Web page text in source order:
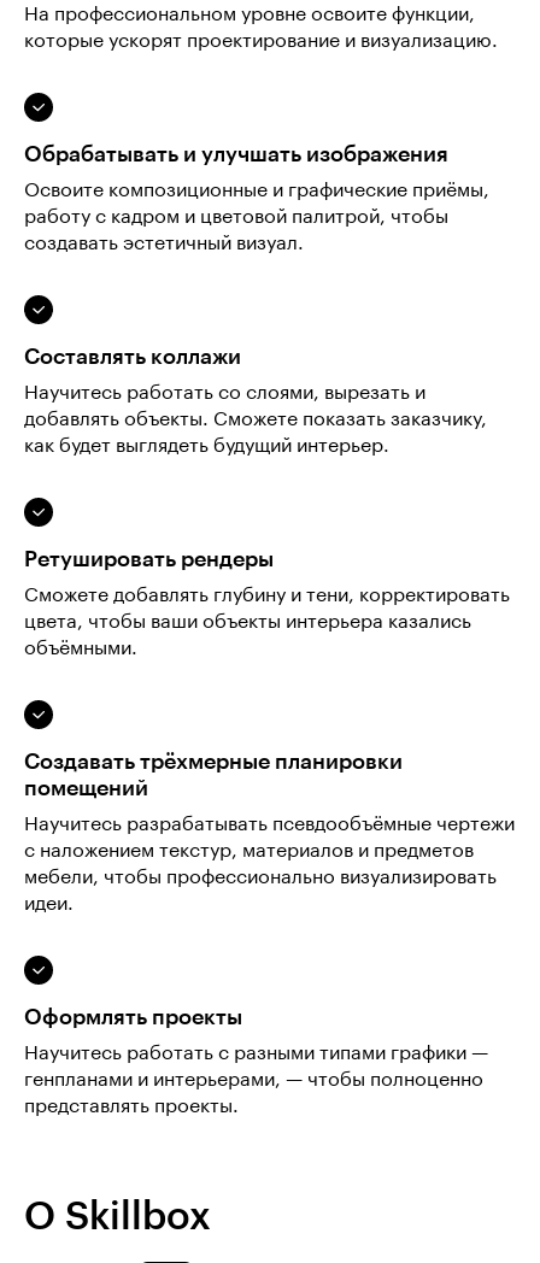
На профессиональном уровне освоите функции,
которые ускорят проектирование и визуализацию.
Обрабатывать и улучшать изображения
Освоите композиционные и графические приёмы,
работу с кадром и цветовой палитрой, чтобы
создавать эстетичный визуал.
Составлять коллажи
Научитесь работать со слоями, вырезать и
добавлять объекты. Сможете показать заказчику,
как будет выглядеть будущий интерьер.
Ретушировать рендеры
Сможете добавлять глубину и тени, корректировать
цвета, чтобы ваши объекты интерьера казались
объёмными.
Создавать трёхмерные планировки
помещений
Научитесь разрабатывать псевдообъёмные чертежи
с наложением текстур, материалов и предметов
мебели, чтобы профессионально визуализировать
идеи.
Оформлять проекты
Научитесь работать с разными типами графики —
генпланами и интерьерами, — чтобы полноценно
представлять проекты.
О Skillbox